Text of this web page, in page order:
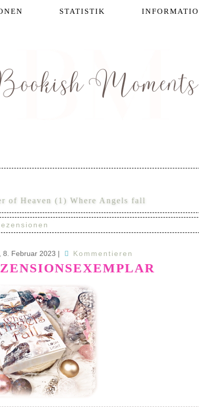
STATISTIK
of Heaven (1) Where Angels fall
8. Februar 2023 | Kommentieren